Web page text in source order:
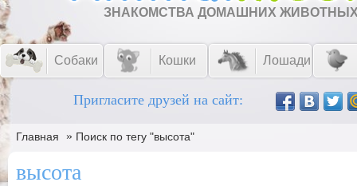
ЗНАКОМСТВА ДОМАШНИХ
Собаки Кошки Лошади
Пригласите друзей на сайт:
Главная » Поиск по тегу "высота"
высота